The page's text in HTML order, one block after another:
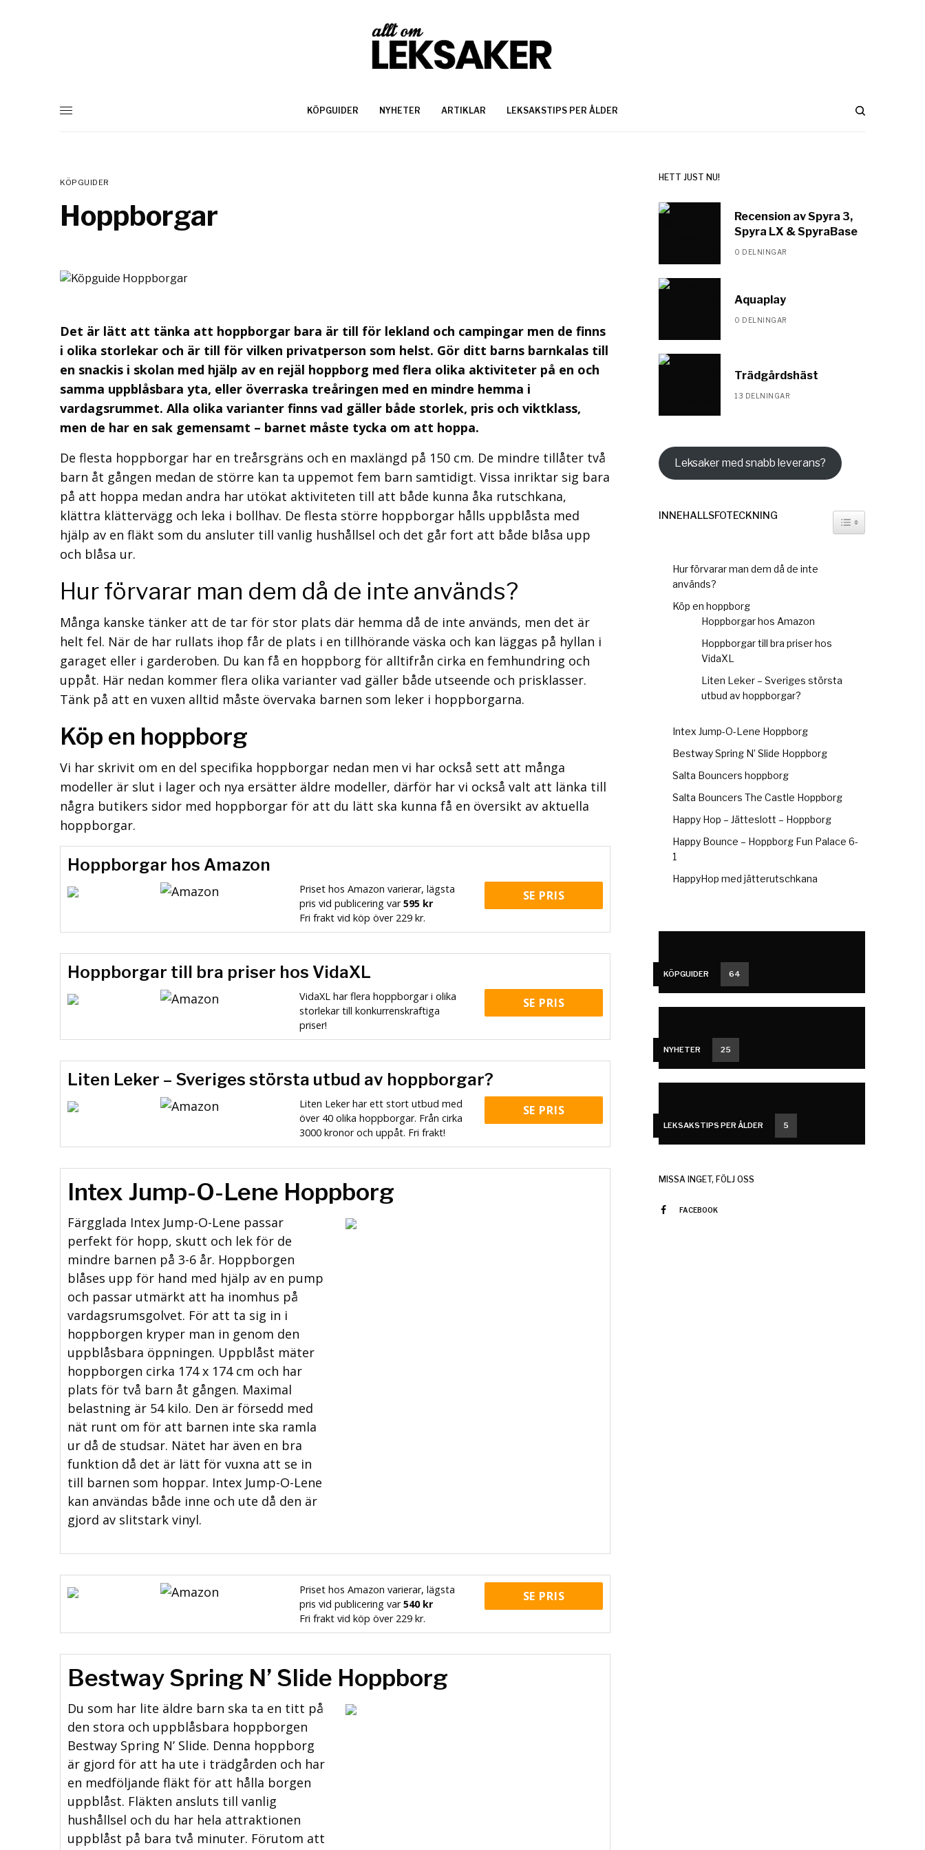
KÖPGUIDER NYHETER ARTIKLAR LEKSAKSTIPS PER ÅLDER
KÖPGUIDER
Hoppborgar
Det är lätt att tänka att hoppborgar bara är till för lekland och campingar men de finns
i olika storlekar och är till för vilken privatperson som helst. Gör ditt barns barnkalas till
en snackis i skolan med hjälp av en rejäl hoppborg med flera olika aktiviteter på en och
samma uppblåsbara yta, eller överraska treåringen med en mindre hemma i
vardagsrummet. Alla olika varianter finns vad gäller både storlek, pris och viktklass,
men de har en sak gemensamt – barnet måste tycka om att hoppa.
De flesta hoppborgar har en treårsgräns och en maxlängd på 150 cm. De mindre tillåter två
barn åt gången medan de större kan ta uppemot fem barn samtidigt. Vissa inriktar sig bara
på att hoppa medan andra har utökat aktiviteten till att både kunna åka rutschkana,
klättra klättervägg och leka i bollhav. De flesta större hoppborgar hålls uppblåsta med
hjälp av en fläkt som du ansluter till vanlig hushållsel och det går fort att både blåsa upp
och blåsa ur.
Hur förvarar man dem då de inte används?
Många kanske tänker att de tar för stor plats där hemma då de inte används, men det är
helt fel. När de har rullats ihop får de plats i en tillhörande väska och kan läggas på hyllan i
garaget eller i garderoben. Du kan få en hoppborg för alltifrån cirka en femhundring och
uppåt. Här nedan kommer flera olika varianter vad gäller både utseende och prisklasser.
Tänk på att en vuxen alltid måste övervaka barnen som leker i hoppborgarna.
Köp en hoppborg
Vi har skrivit om en del specifika hoppborgar nedan men vi har också sett att många
modeller är slut i lager och nya ersätter äldre modeller, därför har vi också valt att länka till
några butikers sidor med hoppborgar för att du lätt ska kunna få en översikt av aktuella
hoppborgar.
Hoppborgar hos Amazon
Priset hos Amazon varierar, lägsta
pris vid publicering var595 kr
Fri frakt vid köp över 229 kr.
SE PRIS
Hoppborgar till bra priser hos VidaXL
VidaXL har flera hoppborgar i olika
storlekar till konkurrenskraftiga
priser!
SE PRIS
Liten Leker – Sveriges största utbud av hoppborgar?
Liten Leker har ett stort utbud med
över 40 olika hoppborgar. Från cirka
3000 kronor och uppåt. Fri frakt!
SE PRIS
Intex Jump-O-Lene Hoppborg
Färgglada Intex Jump-O-Lene passar
perfekt för hopp, skutt och lek för de
mindre barnen på 3-6 år. Hoppborgen
blåses upp för hand med hjälp av en pump
och passar utmärkt att ha inomhus på
vardagsrumsgolvet. För att ta sig in i
hoppborgen kryper man in genom den
uppblåsbara öppningen. Uppblåst mäter
hoppborgen cirka 174 x 174 cm och har
plats för två barn åt gången. Maximal
belastning är 54 kilo. Den är försedd med
nät runt om för att barnen inte ska ramla
ur då de studsar. Nätet har även en bra
funktion då det är lätt för vuxna att se in
till barnen som hoppar. Intex Jump-O-Lene
kan användas både inne och ute då den är
gjord av slitstark vinyl.
Priset hos Amazon varierar, lägsta
pris vid publicering var540 kr
Fri frakt vid köp över 229 kr.
SE PRIS
Bestway Spring N’ Slide Hoppborg
Du som har lite äldre barn ska ta en titt på
den stora och uppblåsbara hoppborgen
Bestway Spring N’ Slide. Denna hoppborg
är gjord för att ha ute i trädgården och har
en medföljande fläkt för att hålla borgen
uppblåst. Fläkten ansluts till vanlig
hushållsel och du har hela attraktionen
uppblåst på bara två minuter. Förutom att
HETT JUST NU!
Recension av Spyra 3,
Spyra LX & SpyraBase
0 DELNINGAR
Aquaplay
0 DELNINGAR
Trädgårdshäst
13 DELNINGAR
Leksaker med snabb leverans?
INNEHÅLLSFÖTECKNING TOGGLE TABLE OF
Hur förvarar man dem då de inte
används?
Köp en hoppborg
Hoppborgar hos Amazon
Hoppborgar till bra priser hos
VidaXL
Liten Leker – Sveriges största
utbud av hoppborgar?
Intex Jump-O-Lene Hoppborg
Bestway Spring N’ Slide Hoppborg
Salta Bouncers hoppborg
Salta Bouncers The Castle Hoppborg
Happy Hop – Jätteslott – Hoppborg
Happy Bounce – Hoppborg Fun Palace 6-
1
HappyHop med jätterutschkana
KÖPGUIDER 64
NYHETER 25
LEKSAKSTIPS PER ÅLDER 5
MISSA INGET, FÖLJ OSS
FACEBOOK